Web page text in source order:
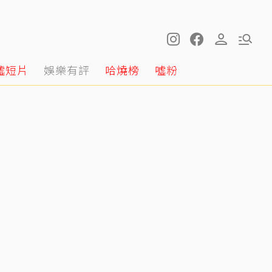
短片 娛樂有評 哈燒榜 噓粉